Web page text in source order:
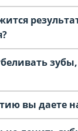
зубы,
вы даете